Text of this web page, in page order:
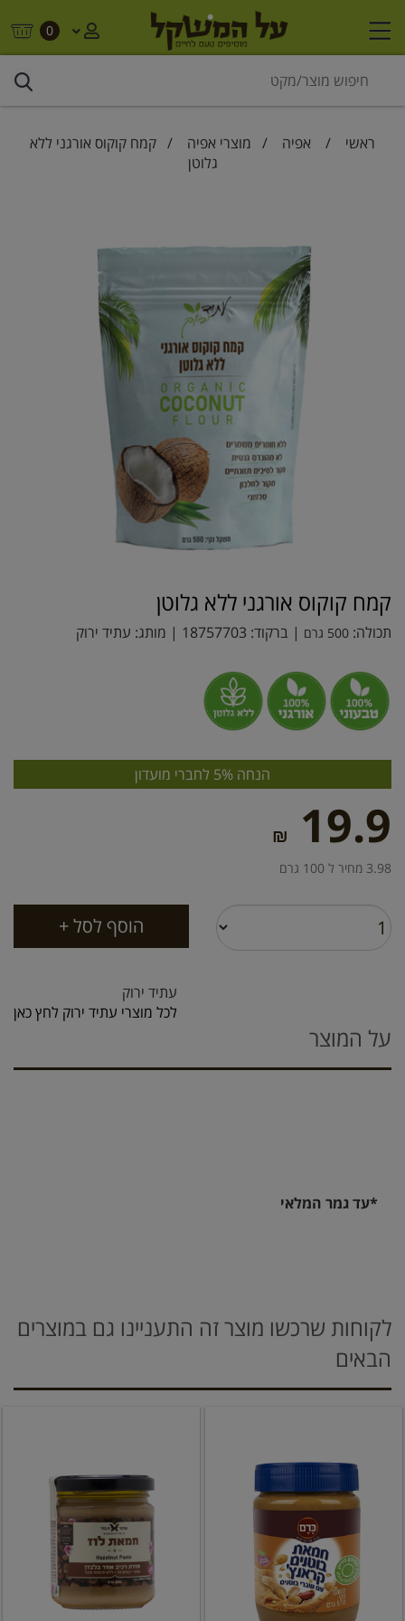
0
ראשי / אפיה / מוצרי אפיה / קמח קוקוס אורגני ללא
גלוטן
קמח קוקוס אורגני ללא גלוטן
תכולה: 500 גרם | ברקוד: 18757703 | מותג: עתיד ירוק
הנחה 5% לחברי מועדון
19.9
₪
3.98 מחיר ל 100 גרם
עתיד ירוק
לכל מוצרי עתיד ירוק לחץ כאן
על המוצר
*עד גמר המלאי
לקוחות שרכשו מוצר זה התעניינו גם במוצרים
הבאים